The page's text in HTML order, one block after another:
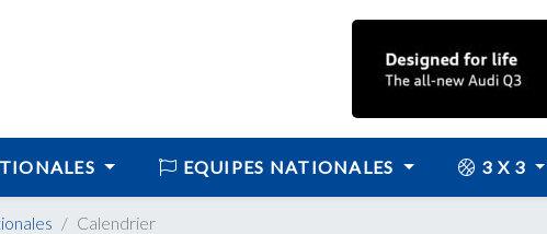
EQUIPES NATIONALES 3 X 3
Calendrier